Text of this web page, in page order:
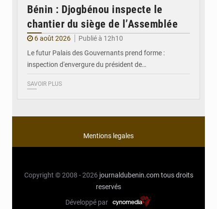
Bénin : Djogbénou inspecte le
chantier du siège de l’Assemblée
6 août 2026
Publié à 12h10
Le futur Palais des Gouvernants prend forme :
inspection d'envergure du président de…
SAVOIR PLUS
Mentions legales
Copyright © 2008 - 2026 journaldubenin.com tous droits
reservés
Développé par